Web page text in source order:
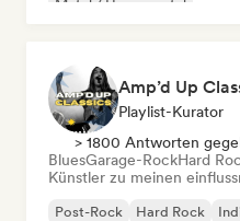
Metal / Heavy metal
Amp’d Up
Playlist-Kurator
> 1800 Antworten
BluesGarage-RockHard
Künstler zu meinen
Post-Rock Hard Rock